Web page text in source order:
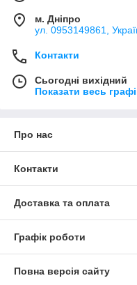
м. Дніпро
ул. 0953149861,
Контакти
Сьогодні вихідний
Показати весь
Про нас
Контакти
Доставка та оплата
Графік роботи
Повна версія сайту